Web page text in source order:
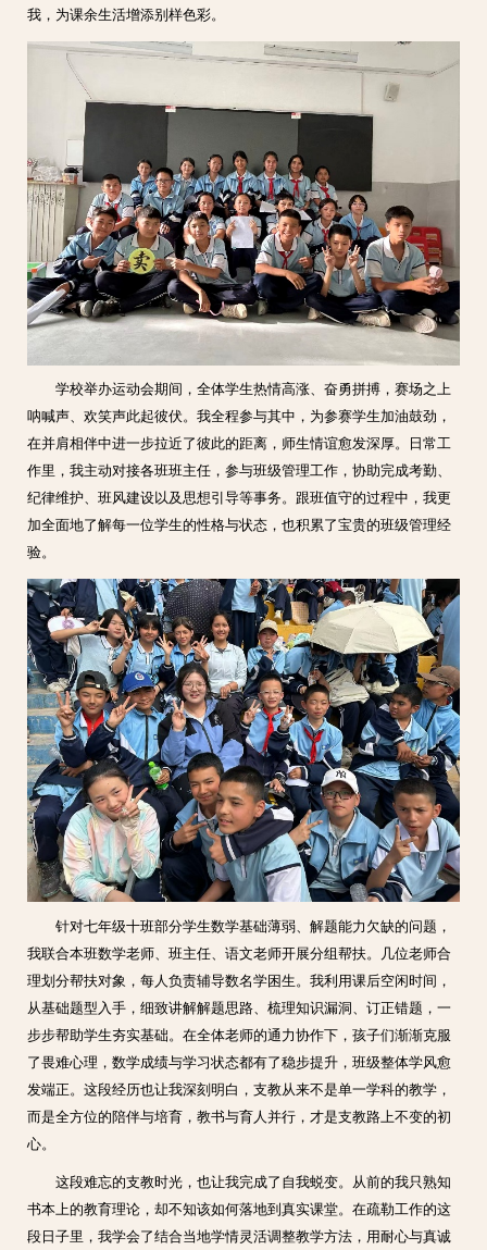
我，为课余生活增添别样色彩。
学校举办运动会期间，全体学生热情高涨、奋勇拼搏，赛场之上
呐喊声、欢笑声此起彼伏。我全程参与其中，为参赛学生加油鼓劲，
在并肩相伴中进一步拉近了彼此的距离，师生情谊愈发深厚。日常工
作里，我主动对接各班班主任，参与班级管理工作，协助完成考勤、
纪律维护、班风建设以及思想引导等事务。跟班值守的过程中，我更
加全面地了解每一位学生的性格与状态，也积累了宝贵的班级管理经
验。
针对七年级十班部分学生数学基础薄弱、解题能力欠缺的问题，
我联合本班数学老师、班主任、语文老师开展分组帮扶。几位老师合
理划分帮扶对象，每人负责辅导数名学困生。我利用课后空闲时间，
从基础题型入手，细致讲解解题思路、梳理知识漏洞、订正错题，一
步步帮助学生夯实基础。在全体老师的通力协作下，孩子们渐渐克服
了畏难心理，数学成绩与学习状态都有了稳步提升，班级整体学风愈
发端正。这段经历也让我深刻明白，支教从来不是单一学科的教学，
而是全方位的陪伴与培育，教书与育人并行，才是支教路上不变的初
心。
这段难忘的支教时光，也让我完成了自我蜕变。从前的我只熟知
书本上的教育理论，却不知该如何落地到真实课堂。在疏勒工作的这
段日子里，我学会了结合当地学情灵活调整教学方法，用耐心与真诚